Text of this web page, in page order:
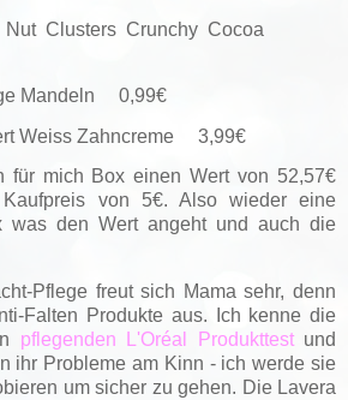
Nut Clusters Crunchy Cocoa
Mandeln 0,99€
Weiss Zahncreme 3,99€
für mich Box einen Wert von 52,57€
von 5€. Also wieder eine
was den Wert angeht und auch die
Pflege freut sich Mama sehr, denn
Falten Produkte aus. Ich kenne die
pflegenden L'Oréal Produkttestund
ihr Probleme am Kinn - ich werde sie
um sicher zu gehen. Die Lavera